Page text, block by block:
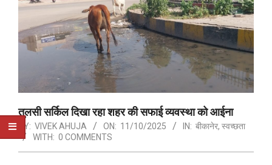
तुलसी सर्किल दिखा रहा शहर की सफाई व्यवस्था को आईना
BY: VIVEK AHUJA ON: 11/10/2025 IN: बीकानेर, स्वच्छता
WITH: 0 COMMENTS